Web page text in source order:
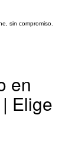
sin compromiso.
en
Elige